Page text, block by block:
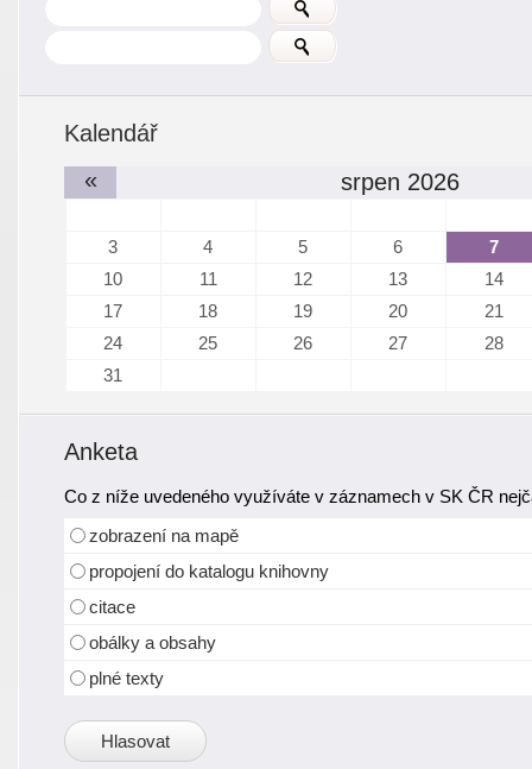
Kalendář
«
srpen 2026
3 4 5 6
7
10
11 12 13
14
17
18 19 20
21
24
25 26 27
28
31
Anketa
Co z níže uvedeného využíváte v záznamech v SK ČR
zobrazení na mapě
propojení do katalogu knihovny
citace
obálky a obsahy
plné texty